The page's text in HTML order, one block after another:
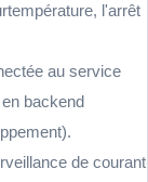
l'arrêt
au service
backend
de courant